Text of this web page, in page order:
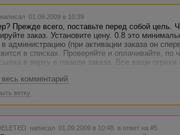
написал 01.09.2009 в 10:39
Прежде всего, поставьте перед собой цель.
заказ. Установите цену. 0.8 это
в администрацию (при активации заказа он
в списках. Проверяйте и оплачивайте,
в верху в панели заказа. Все ваши
весь комментарий
ветку
написал 01.09.2009 в 10:48 в ответ на #5